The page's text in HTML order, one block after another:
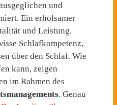
und
Ein erholsamer
und Leistung.
Schlafkompetenz,
über den Schlaf. Wie
kann, zeigen
im Rahmen des
. Genau